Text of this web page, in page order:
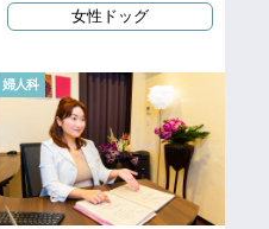
女性ドッグ
婦人科